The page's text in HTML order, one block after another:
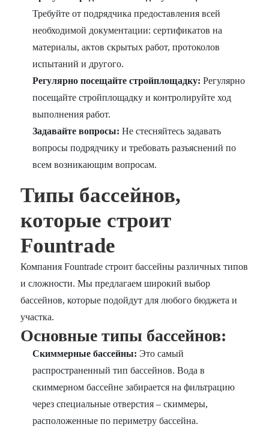
Требуйте от подрядчика предоставления всей
необходимой документации: сертификатов на
материалы, актов скрытых работ, протоколов
испытаний и другого.
Регулярно посещайте стройплощадку: Регулярно
посещайте стройплощадку и контролируйте ход
выполнения работ.
Задавайте вопросы: Не стесняйтесь задавать
вопросы подрядчику и требовать разъяснений по
всем возникающим вопросам.
Типы бассейнов,
которые строит
Fountrade
Компания Fountrade строит бассейны различных типов
и сложности. Мы предлагаем широкий выбор
бассейнов, которые подойдут для любого бюджета и
участка.
Основные типы бассейнов:
Скиммерные бассейны: Это самый
распространенный тип бассейнов. Вода в
скиммерном бассейне забирается на фильтрацию
через специальные отверстия – скиммеры,
расположенные по периметру бассейна.